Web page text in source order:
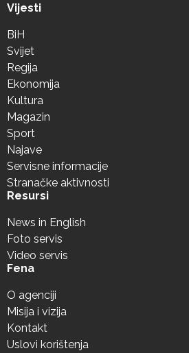
Vijesti
BiH
Svijet
Regija
Ekonomija
Kultura
Magazin
Sport
Najave
Servisne informacije
Stranačke aktivnosti
Resursi
News in English
Foto servis
Video servis
Fena
O agenciji
Misija i vizija
Kontakt
Uslovi korištenja